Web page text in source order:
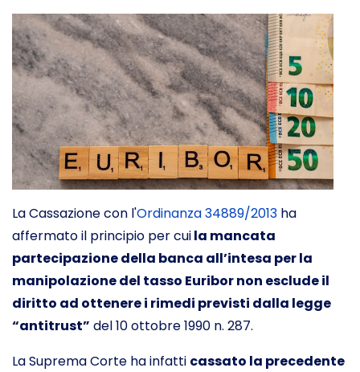
La Cassazione con l'Ordinanza 34889/2013 ha
affermato il principio per cuila mancata
partecipazione della banca all’intesa per la
manipolazione del tasso Euribor non esclude il
diritto ad ottenere i rimedi previsti dalla legge
“antitrust” del 10 ottobre 1990 n. 287.
La Suprema Corte ha infatti cassato la precedente